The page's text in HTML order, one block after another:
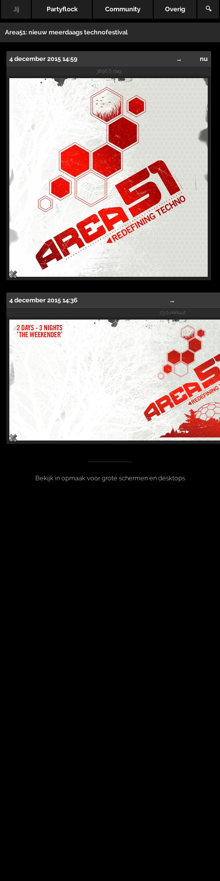
Jij Partyflock Community Overig 🔍
Area51: nieuw meerdaags technofestival
4 december 2015 14:59 → nu
3898.6 dag
4 december 2015 14:36 →
23.0 minuut
Bekijk in opmaak voor grote schermen en desktops